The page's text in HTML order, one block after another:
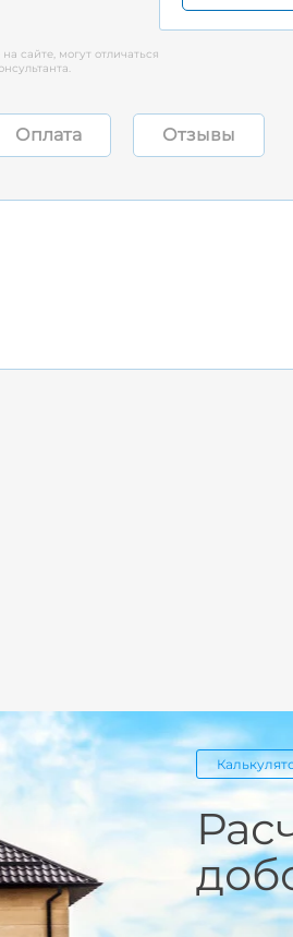
сайте, могут отличаться
Оплата Отзывы